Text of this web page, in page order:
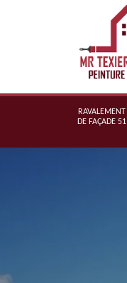
RAVALEMENT
DE FAÇADE 51